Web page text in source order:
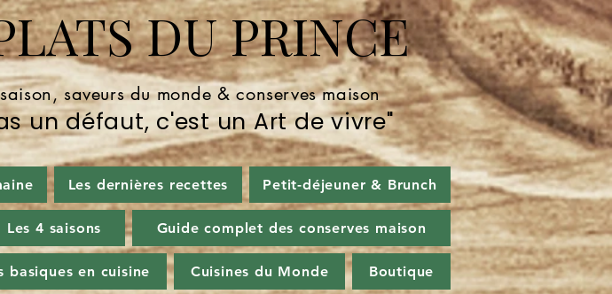
DU PRINCE
saveurs du monde & conserves maison
un défaut, c'est un Art de vivre"
Les dernières recettes Petit-déjeuner & Brunch
Les 4 saisons Guide complet des conserves maison
basiques en cuisine Cuisines du Monde Boutique